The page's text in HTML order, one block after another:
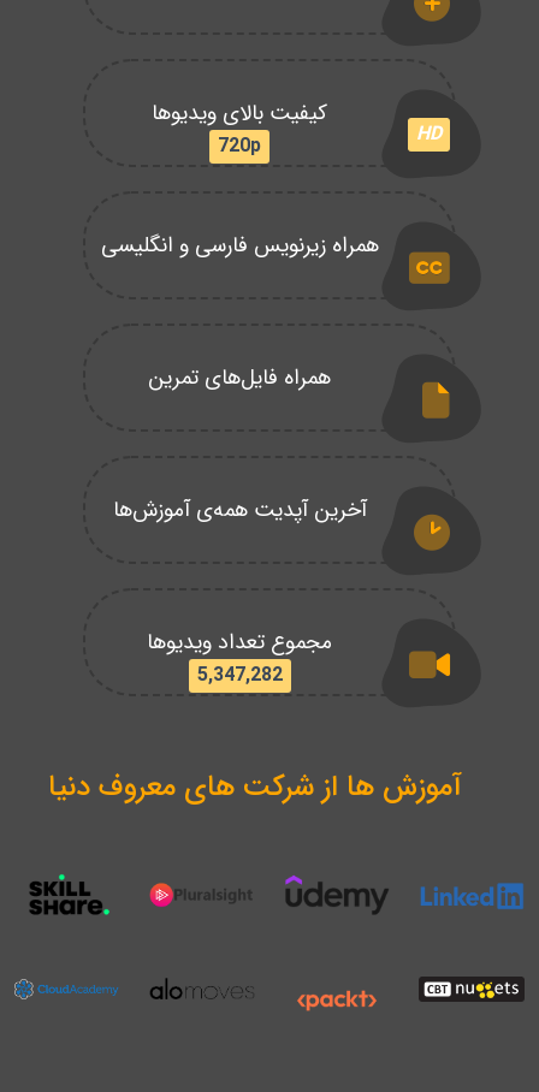
HD
کیفیت بالای ویدیوها
720p
همراه زیرنویس فارسی و انگلیسی
همراه فایل‌های تمرین
آخرین آپدیت همه‌ی آموزش‌ها
مجموع تعداد ویدیوها
5,347,282
آموزش ها از شرکت های معروف دنیا